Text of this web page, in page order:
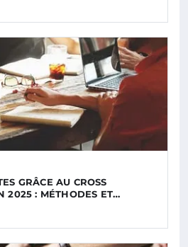
GRÂCE AU CROSS
2025 : MÉTHODES ET…